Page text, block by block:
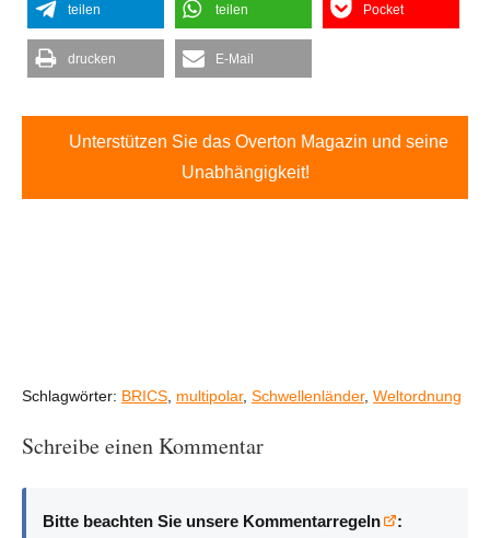
teilen teilen Pocket
drucken E-Mail
Unterstützen Sie das Overton Magazin und seine
Unabhängigkeit!
Schlagwörter: BRICS multipolar, Schwellenländer, Weltordnung
Schreibe einen Kommentar
Bitte beachten Sie unsere Kommentarregeln
: